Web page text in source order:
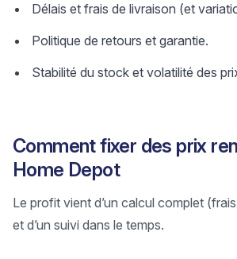
Délais et frais de livraison (et
Politique de retours et garantie.
Stabilité du stock et volatilité des
Comment fixer des prix
Home Depot
Le profit vient d’un calcul complet
et d’un suivi dans le temps.